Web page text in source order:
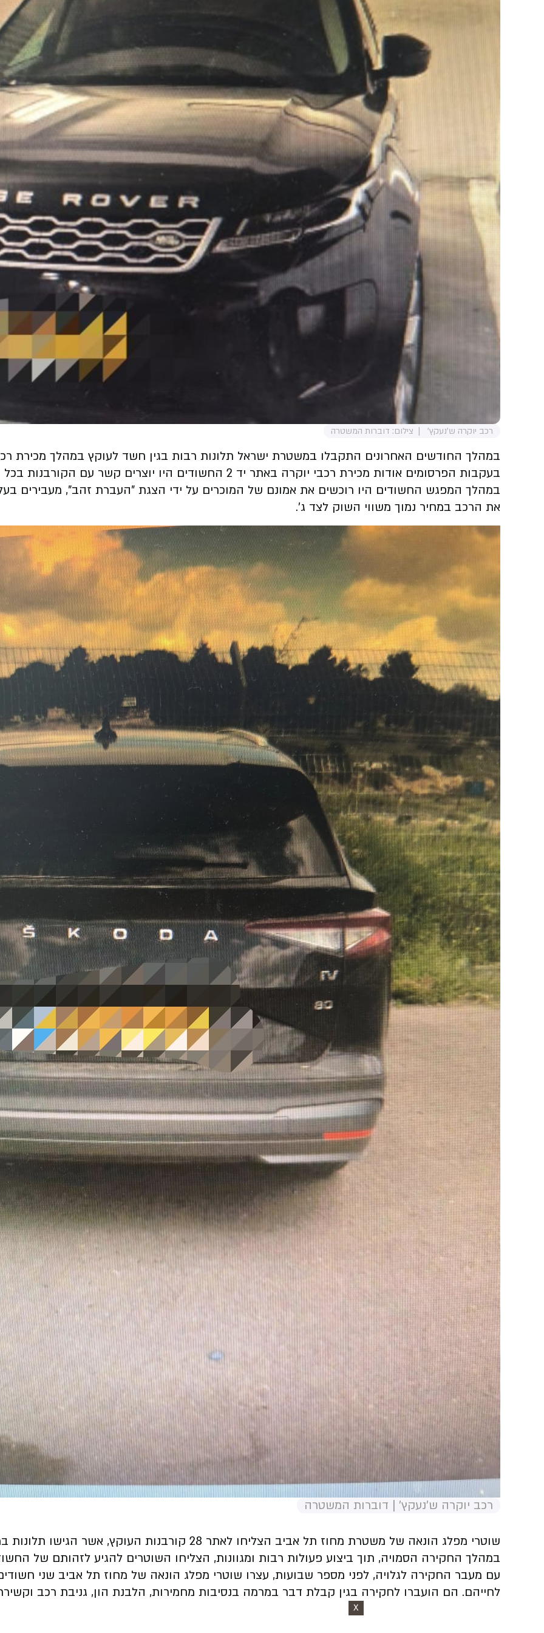
רכב יוקרה ש'נעקץ' צילום: דוברות המשטרה
במהלך החודשים האחרונים התקבלו במשטרת ישראל תלונות רבות בגין חשד לעוקץ במהלך מכירת
בעקבות הפרסומים אודות מכירת רכבי יוקרה באתר יד 2 החשודים היו יוצרים קשר עם הקורבנות בכל הארץ על מנת לקנות מהם, כביכול, את הרכב.
את הרכב במחיר נמוך משווי השוק לצד ג'.
רכב יוקרה ש'נעקץ' | דוברות המשטרה
שוטרי מפלג הונאה של משטרת מחוז תל אביב הצליחו לאתר 28 קורבנות העוקץ, אשר הגישו תלונות במשטרה.
במהלך החקירה הסמויה, תוך ביצוע פעולות רבות ומגוונות, הצליחו השוטרים להגיע לזהותם של
לחייהם. הם הועברו לחקירה בגין קבלת דבר במרמה בנסיבות מחמירות, הלבנת הון, גניבת רכב
X